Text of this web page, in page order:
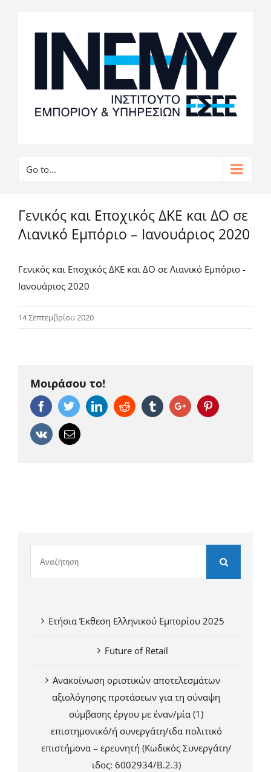
Go to...
Γενικός και Εποχικός ΔΚΕ και ΔΟ σε
Λιανικό Εμπόριο – Ιανουάριος 2020
Γενικός και Εποχικός ΔΚΕ και ΔΟ σε Λιανικό Εμπόριο -
Ιανουάριος 2020
14 Σεπτεμβρίου 2020
Μοιράσου το!
FacebookTwitterLinkedinReddit TumblrGoogle+Pinterest
Vk Email
Ετήσια Έκθεση Ελληνικού Εμπορίου 2025
Future of Retail
Ανακοίνωση οριστικών αποτελεσμάτων
αξιολόγησης προτάσεων για τη σύναψη
σύμβασης έργου με έναν/μία (1)
επιστημονικό/ή συνεργάτη/ιδα πολιτικό
επιστήμονα – ερευνητή (Κωδικός Συνεργάτη/
ιδος: 6002934/Β.2.3)